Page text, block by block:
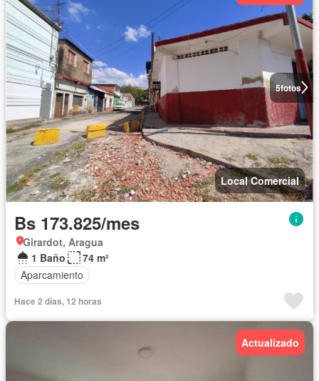
5fotos
Local Comercial
Bs 173.825/mes
Girardot, Aragua
1 Baño
74 m²
Aparcamiento
Hace 2 días, 12 horas
Actualizado